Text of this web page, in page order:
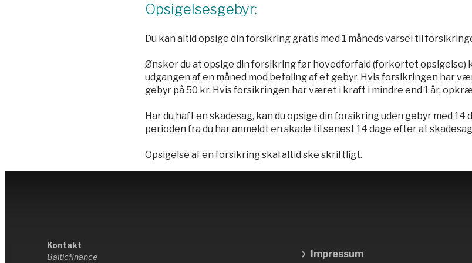
Opsigelsesgebyr:
Du kan altid opsige din forsikring gratis med 1 måneds varsel til
Ønsker du at opsige din forsikring før hovedforfald (forkortet opsigelse)
udgangen af en måned mod betaling af et gebyr. Hvis forsikringen har
gebyr på 50 kr. Hvis forsikringen har været i kraft i mindre end 1 år,
Har du haft en skadesag, kan du opsige din forsikring uden gebyr med 14
perioden fra du har anmeldt en skade til senest 14 dage efter at
Opsigelse af en forsikring skal altid ske skriftligt.
Kontakt
Balticfinance
Impressum